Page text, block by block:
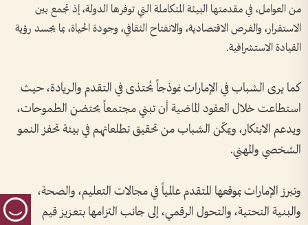
من العوامل، في مقدمتها البيئة المتكاملة التي توفرها الدولة، إذ تجمع بين
الاستقرار، والفرص الاقتصادية، والانفتاح الثقافي، وجودة الحياة، بما يجسد رؤية
القيادة الاستشرافية.
كما يرى الشباب في الإمارات نموذجاً يُحتذى في التقدم والريادة، حيث
استطاعت خلال العقود الماضية أن تبني مجتمعاً يحتضن الطموحات،
ويدعم الابتكار، ويمكّن الشباب من تحقيق تطلعاتهم في بيئة تحفز النمو
الشخصي والمهني.
وتبرز الإمارات بموقعها المتقدم عالمياً في مجالات التعليم، والصحة،
والبنية التحتية، والتحول الرقمي، إلى جانب التزامها بتعزيز قيم